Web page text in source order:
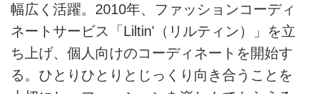
幅広く活躍。2010年、ファッションコーディ
ネートサービス「Liltin'（リルティン）」を立
ち上げ、個人向けのコーディネートを開始す
る。ひとりひとりとじっくり向き合うことを